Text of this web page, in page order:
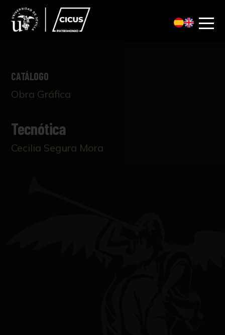
CATÁLOGO
Obra Gráfica
Tecnótica
Cecilia Segura Mora